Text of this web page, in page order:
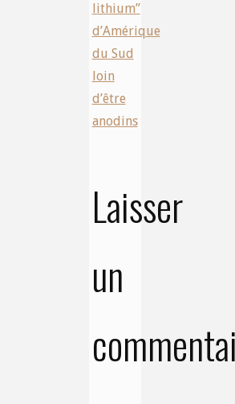
lithium”
d’Amérique
du Sud
loin
d’être
anodins
Laisser
un